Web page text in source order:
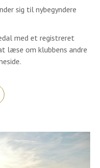
sig til nybegyndere
med et registreret
læse om klubbens andre